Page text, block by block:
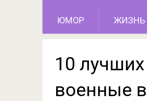
ЮМОР ЖИЗНЬ
10
военные